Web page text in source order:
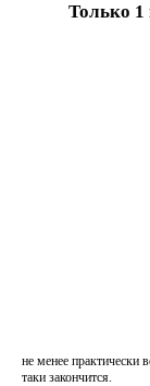
Только 1
не менее практически
таки закончится.